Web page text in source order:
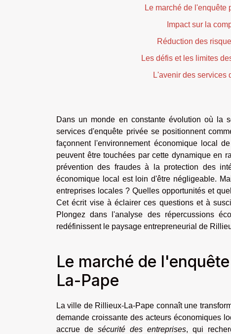
Le marché de l'enquête
Impact sur la
Réduction des
Les défis et les limites
L'avenir des services
Dans un monde en constante évolution où la
services d'enquête privée se positionnent
façonnent l'environnement économique local
peuvent être touchées par cette dynamique en
prévention des fraudes à la protection des
économique local est loin d'être négligeable.
entreprises locales ? Quelles opportunités et
Cet écrit vise à éclairer ces questions et à
Plongez dans l'analyse des répercussions
redéfinissent le paysage entrepreneurial de
Le marché de
La-Pape
La ville de Rillieux-La-Pape connaît une
demande croissante des acteurs économiques
accrue de sécurité des entreprises, qui